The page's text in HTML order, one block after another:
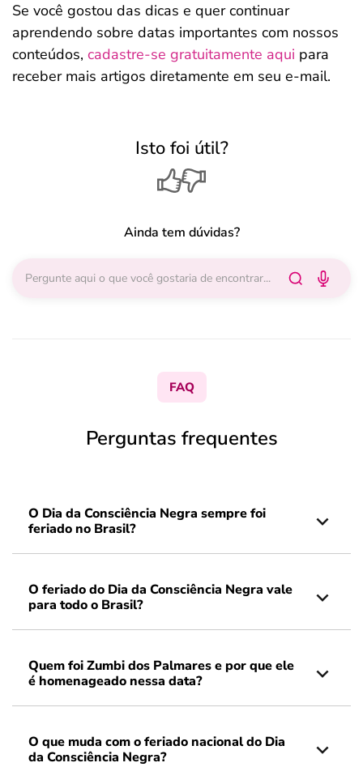
Se você gostou das dicas e quer continuar
aprendendo sobre datas importantes com nossos
conteúdos, cadastre-se gratuitamente aqui para
receber mais artigos diretamente em seu e-mail.
Isto foi útil?
Ainda tem dúvidas?
FAQ
Perguntas frequentes
O Dia da Consciência Negra sempre foi
feriado no Brasil?
O feriado do Dia da Consciência Negra vale
para todo o Brasil?
Quem foi Zumbi dos Palmares e por que ele
é homenageado nessa data?
O que muda com o feriado nacional do Dia
da Consciência Negra?